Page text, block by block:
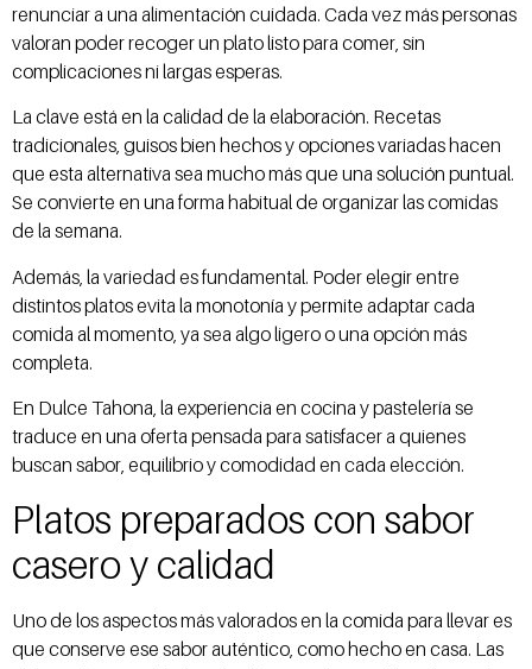
renunciar a una alimentación cuidada. Cada vez más personas
valoran poder recoger un plato listo para comer, sin
complicaciones ni largas esperas.
La clave está en la calidad de la elaboración. Recetas
tradicionales, guisos bien hechos y opciones variadas hacen
que esta alternativa sea mucho más que una solución puntual.
Se convierte en una forma habitual de organizar las comidas
de la semana.
Además, la variedad es fundamental. Poder elegir entre
distintos platos evita la monotonía y permite adaptar cada
comida al momento, ya sea algo ligero o una opción más
completa.
En Dulce Tahona, la experiencia en cocina y pastelería se
traduce en una oferta pensada para satisfacer a quienes
buscan sabor, equilibrio y comodidad en cada elección.
Platos preparados con sabor
casero y calidad
Uno de los aspectos más valorados en la comida para llevar es
que conserve ese sabor auténtico, como hecho en casa. Las